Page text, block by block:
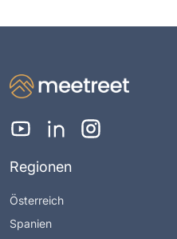
Regionen
Österreich
Spanien